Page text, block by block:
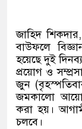
জাহিদ
বাউফলে
হয়েছে দুই
প্রয়োগ ও
জুন
জমকালো
করা হয়।
চলবে।